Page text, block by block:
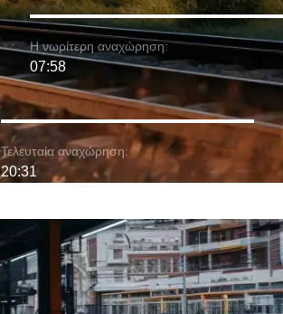
Η νωρίτερη αναχώρηση:
07:58
Τελευταία αναχώρηση:
20:31